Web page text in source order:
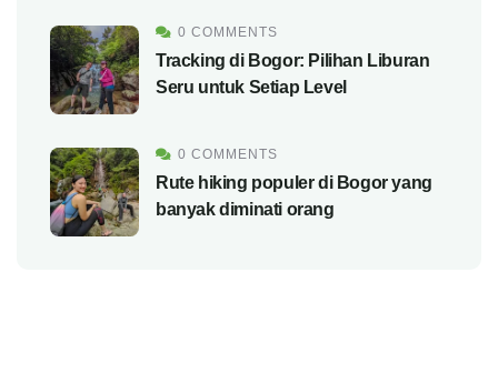
0 COMMENTS
Tracking di Bogor: Pilihan Liburan
Seru untuk Setiap Level
0 COMMENTS
Rute hiking populer di Bogor yang
banyak diminati orang